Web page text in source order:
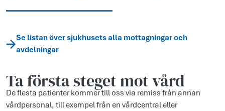
Se listan över sjukhusets alla mottagningar och
avdelningar
Ta första steget mot vård
De flesta patienter kommer till oss via remiss från annan
vårdpersonal, till exempel från en vårdcentral eller